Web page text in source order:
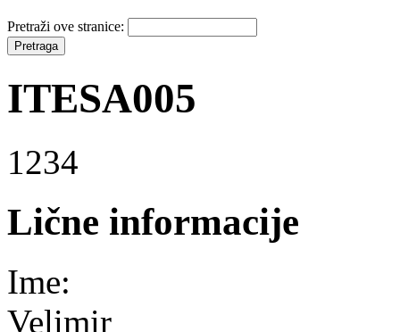
Pretraži ove stranice:
ITESA005
1234
Lične informacije
Ime:
Velimir